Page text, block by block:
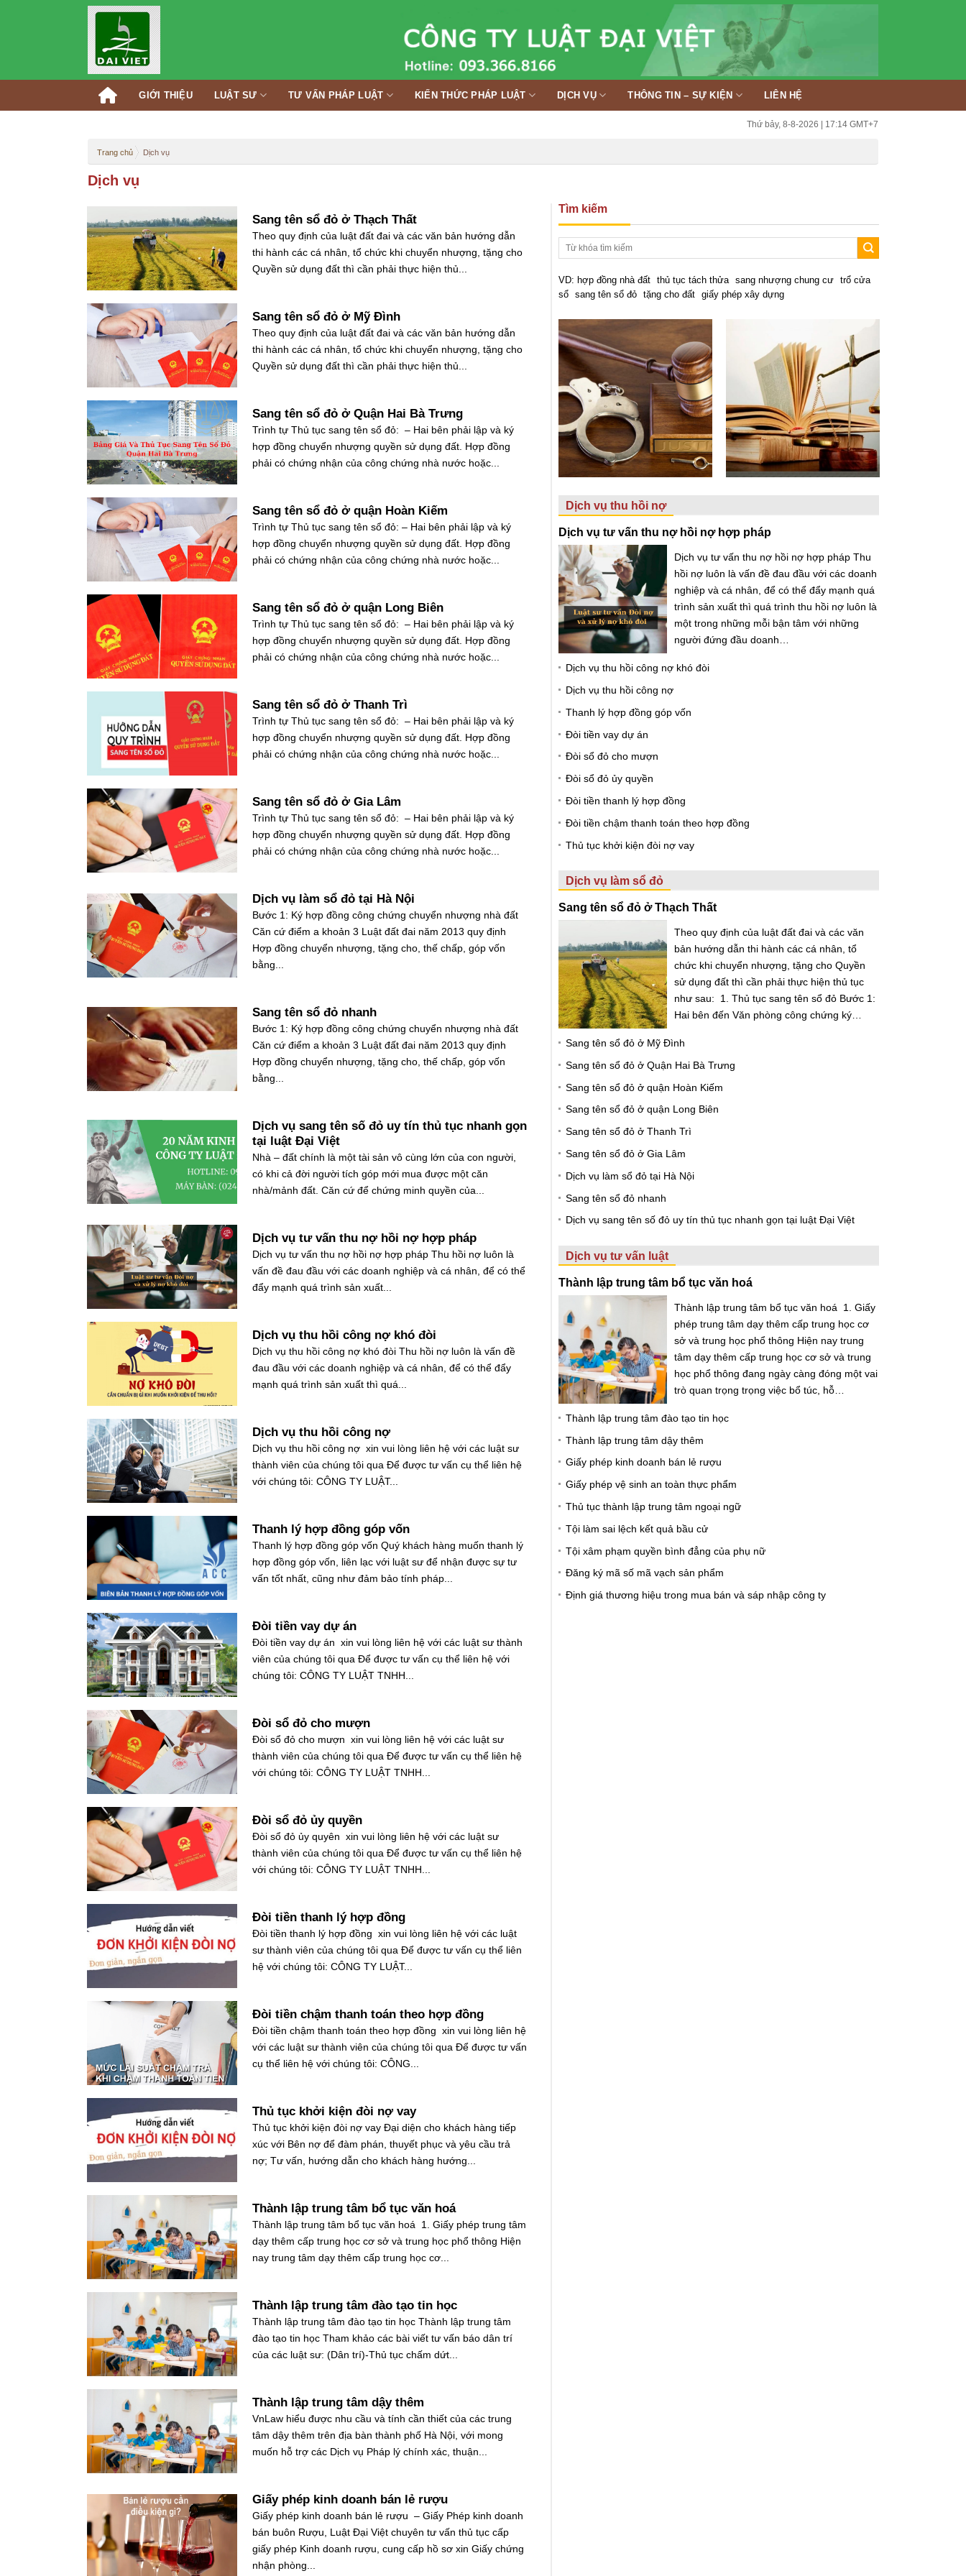
GIỚI THIỆU LUẬT SƯ TƯ VẤN PHÁP LUẬT KIẾN THỨC PHÁP LUẬT DỊCH VỤ THÔNG TIN – SỰ KIỆN LIÊN HỆ
Thứ bảy, 8-8-2026 | 17:14 GMT+7
Trang chủ Dịch vụ
Dịch vụ
Sang tên sổ đỏ ở Thạch Thất
Theo quy định của luật đất đai và các văn bản hướng dẫn
thi hành các cá nhân, tổ chức khi chuyển nhượng, tặng cho
Quyền sử dụng đất thì cần phải thực hiện thủ...
Sang tên sổ đỏ ở Mỹ Đình
Theo quy định của luật đất đai và các văn bản hướng dẫn
thi hành các cá nhân, tổ chức khi chuyển nhượng, tặng cho
Quyền sử dụng đất thì cần phải thực hiện thủ...
Sang tên sổ đỏ ở Quận Hai Bà Trưng
Trình tự Thủ tục sang tên sổ đỏ: – Hai bên phải lập và ký
hợp đồng chuyển nhượng quyền sử dụng đất. Hợp đồng
phải có chứng nhận của công chứng nhà nước hoặc...
Sang tên sổ đỏ ở quận Hoàn Kiếm
Trình tự Thủ tục sang tên sổ đỏ: – Hai bên phải lập và ký
hợp đồng chuyển nhượng quyền sử dụng đất. Hợp đồng
phải có chứng nhận của công chứng nhà nước hoặc...
Sang tên sổ đỏ ở quận Long Biên
Trình tự Thủ tục sang tên sổ đỏ: – Hai bên phải lập và ký
hợp đồng chuyển nhượng quyền sử dụng đất. Hợp đồng
phải có chứng nhận của công chứng nhà nước hoặc...
Sang tên sổ đỏ ở Thanh Trì
Trình tự Thủ tục sang tên sổ đỏ: – Hai bên phải lập và ký
hợp đồng chuyển nhượng quyền sử dụng đất. Hợp đồng
phải có chứng nhận của công chứng nhà nước hoặc...
Sang tên sổ đỏ ở Gia Lâm
Trình tự Thủ tục sang tên sổ đỏ: – Hai bên phải lập và ký
hợp đồng chuyển nhượng quyền sử dụng đất. Hợp đồng
phải có chứng nhận của công chứng nhà nước hoặc...
Dịch vụ làm sổ đỏ tại Hà Nội
Bước 1: Ký hợp đồng công chứng chuyển nhượng nhà đất
Căn cứ điểm a khoản 3 Luật đất đai năm 2013 quy định
Hợp đồng chuyển nhượng, tặng cho, thế chấp, góp vốn
bằng...
Sang tên sổ đỏ nhanh
Bước 1: Ký hợp đồng công chứng chuyển nhượng nhà đất
Căn cứ điểm a khoản 3 Luật đất đai năm 2013 quy định
Hợp đồng chuyển nhượng, tặng cho, thế chấp, góp vốn
bằng...
Dịch vụ sang tên số đỏ uy tín thủ tục nhanh gọn
tại luật Đại Việt
Nhà – đất chính là một tài sản vô cùng lớn của con người,
có khi cả đời người tích góp mới mua được một căn
nhà/mảnh đất. Căn cứ để chứng minh quyền của...
Dịch vụ tư vấn thu nợ hồi nợ hợp pháp
Dịch vụ tư vấn thu nợ hồi nợ hợp pháp Thu hồi nợ luôn là
vấn đề đau đầu với các doanh nghiệp và cá nhân, để có thể
đẩy mạnh quá trình sản xuất...
Dịch vụ thu hồi công nợ khó đòi
Dịch vụ thu hồi công nợ khó đòi Thu hồi nợ luôn là vấn đề
đau đầu với các doanh nghiệp và cá nhân, để có thể đẩy
mạnh quá trình sản xuất thì quá...
Dịch vụ thu hồi công nợ
Dịch vụ thu hồi công nợ xin vui lòng liên hệ với các luật sư
thành viên của chúng tôi qua Để được tư vấn cụ thể liên hệ
với chúng tôi: CÔNG TY LUẬT...
Thanh lý hợp đồng góp vốn
Thanh lý hợp đồng góp vốn Quý khách hàng muốn thanh lý
hợp đồng góp vốn, liên lạc với luật sư để nhận được sự tư
vấn tốt nhất, cũng như đảm bảo tính pháp...
Đòi tiền vay dự án
Đòi tiền vay dự án xin vui lòng liên hệ với các luật sư thành
viên của chúng tôi qua Để được tư vấn cụ thể liên hệ với
chúng tôi: CÔNG TY LUẬT TNHH...
Đòi sổ đỏ cho mượn
Đòi sổ đỏ cho mượn xin vui lòng liên hệ với các luật sư
thành viên của chúng tôi qua Để được tư vấn cụ thể liên hệ
với chúng tôi: CÔNG TY LUẬT TNHH...
Đòi sổ đỏ ủy quyền
Đòi sổ đỏ ủy quyên xin vui lòng liên hệ với các luật sư
thành viên của chúng tôi qua Để được tư vấn cụ thể liên hệ
với chúng tôi: CÔNG TY LUẬT TNHH...
Đòi tiền thanh lý hợp đồng
Đòi tiền thanh lý hợp đồng xin vui lòng liên hệ với các luật
sư thành viên của chúng tôi qua Để được tư vấn cụ thể liên
hệ với chúng tôi: CÔNG TY LUẬT...
Đòi tiền chậm thanh toán theo hợp đồng
Đòi tiền chậm thanh toán theo hợp đồng xin vui lòng liên hệ
với các luật sư thành viên của chúng tôi qua Để được tư vấn
cụ thể liên hệ với chúng tôi: CÔNG...
Thủ tục khởi kiện đòi nợ vay
Thủ tục khởi kiện đòi nợ vay Đại diện cho khách hàng tiếp
xúc với Bên nợ để đàm phán, thuyết phục và yêu cầu trả
nợ; Tư vấn, hướng dẫn cho khách hàng hướng...
Thành lập trung tâm bổ tục văn hoá
Thành lập trung tâm bổ tục văn hoá 1. Giấy phép trung tâm
dạy thêm cấp trung học cơ sở và trung học phổ thông Hiện
nay trung tâm dạy thêm cấp trung học cơ...
Thành lập trung tâm đào tạo tin học
Thành lập trung tâm đào tạo tin học Thành lập trung tâm
đào tạo tin học Tham khảo các bài viết tư vấn báo dân trí
của các luật sư: (Dân trí)-Thủ tục chấm dứt...
Thành lập trung tâm dậy thêm
VnLaw hiểu được nhu cầu và tính cần thiết của các trung
tâm dậy thêm trên địa bàn thành phố Hà Nội, với mong
muốn hỗ trợ các Dịch vụ Pháp lý chính xác, thuận...
Giấy phép kinh doanh bán lẻ rượu
Giấy phép kinh doanh bán lẻ rượu – Giấy Phép kinh doanh
bán buôn Rượu, Luật Đại Việt chuyên tư vấn thủ tục cấp
giấy phép Kinh doanh rượu, cung cấp hồ sơ xin Giấy chứng
nhận phòng...
Tìm kiếm
VD: hợp đồng nhà đất thủ tục tách thửa sang nhượng chung cư
trổ cửa
sổ
sang tên sổ đỏ tặng cho đất giấy phép xây dựng
Dịch vụ thu hồi nợ
Dịch vụ tư vấn thu nợ hồi nợ hợp pháp
Dịch vụ tư vấn thu nợ hồi nợ hợp pháp Thu
hồi nợ luôn là vấn đề đau đầu với các doanh
nghiệp và cá nhân, để có thể đẩy mạnh quá
trình sản xuất thì quá trình thu hồi nợ luôn là
một trong những mỗi bận tâm với những
người đứng đầu doanh…
Dịch vụ thu hồi công nợ khó đòi
Dịch vụ thu hồi công nợ
Thanh lý hợp đồng góp vốn
Đòi tiền vay dự án
Đòi sổ đỏ cho mượn
Đòi sổ đỏ ủy quyền
Đòi tiền thanh lý hợp đồng
Đòi tiền chậm thanh toán theo hợp đồng
Thủ tục khởi kiện đòi nợ vay
Dịch vụ làm sổ đỏ
Sang tên sổ đỏ ở Thạch Thất
Theo quy định của luật đất đai và các văn
bản hướng dẫn thi hành các cá nhân, tổ
chức khi chuyển nhượng, tặng cho Quyền
sử dụng đất thì cần phải thực hiện thủ tục
như sau: 1. Thủ tục sang tên sổ đỏ Bước 1:
Hai bên đến Văn phòng công chứng ký…
Sang tên sổ đỏ ở Mỹ Đình
Sang tên sổ đỏ ở Quận Hai Bà Trưng
Sang tên sổ đỏ ở quận Hoàn Kiếm
Sang tên sổ đỏ ở quận Long Biên
Sang tên sổ đỏ ở Thanh Trì
Sang tên sổ đỏ ở Gia Lâm
Dịch vụ làm sổ đỏ tại Hà Nội
Sang tên sổ đỏ nhanh
Dịch vụ sang tên số đỏ uy tín thủ tục nhanh gọn tại luật Đại Việt
Dịch vụ tư vấn luật
Thành lập trung tâm bổ tục văn hoá
Thành lập trung tâm bổ tục văn hoá 1. Giấy
phép trung tâm dạy thêm cấp trung học cơ
sở và trung học phổ thông Hiện nay trung
tâm dạy thêm cấp trung học cơ sở và trung
học phổ thông đang ngày càng đóng một vai
trò quan trọng trọng việc bổ túc, hỗ…
Thành lập trung tâm đào tạo tin học
Thành lập trung tâm dậy thêm
Giấy phép kinh doanh bán lẻ rượu
Giấy phép vệ sinh an toàn thực phẩm
Thủ tục thành lập trung tâm ngoại ngữ
Tội làm sai lệch kết quả bầu cử
Tội xâm phạm quyền bình đẳng của phụ nữ
Đăng ký mã số mã vạch sản phẩm
Định giá thương hiệu trong mua bán và sáp nhập công ty